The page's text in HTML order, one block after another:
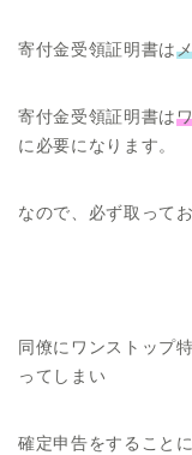
寄付金受領証明書は
寄付金受領証明書は
に必要になります。
なので、必ず取って
同僚にワンストップ
ってしまい
確定申告をすること